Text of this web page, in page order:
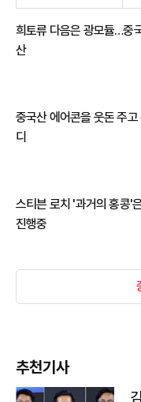
희토류 다음은 광모듈…중
산
중국산 에어콘을 웃돈 주고
디
스티븐 로치 '과거의 홍콩'
진행중
추천기사